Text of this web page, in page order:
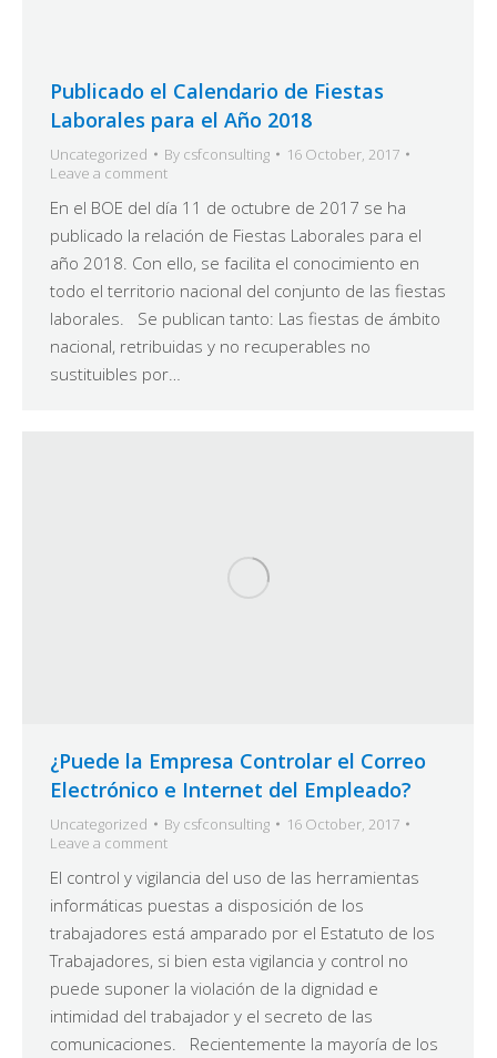
Publicado el Calendario de Fiestas
Laborales para el Año 2018
Uncategorized By csfconsulting
16 October, 2017
Leave a comment
En el BOE del día 11 de octubre de 2017 se ha
publicado la relación de Fiestas Laborales para el
año 2018. Con ello, se facilita el conocimiento en
todo el territorio nacional del conjunto de las fiestas
laborales. Se publican tanto: Las fiestas de ámbito
nacional, retribuidas y no recuperables no
sustituibles por…
¿Puede la Empresa Controlar el Correo
Electrónico e Internet del Empleado?
Uncategorized By csfconsulting
16 October, 2017
Leave a comment
El control y vigilancia del uso de las herramientas
informáticas puestas a disposición de los
trabajadores está amparado por el Estatuto de los
Trabajadores, si bien esta vigilancia y control no
puede suponer la violación de la dignidad e
intimidad del trabajador y el secreto de las
comunicaciones. Recientemente la mayoría de los